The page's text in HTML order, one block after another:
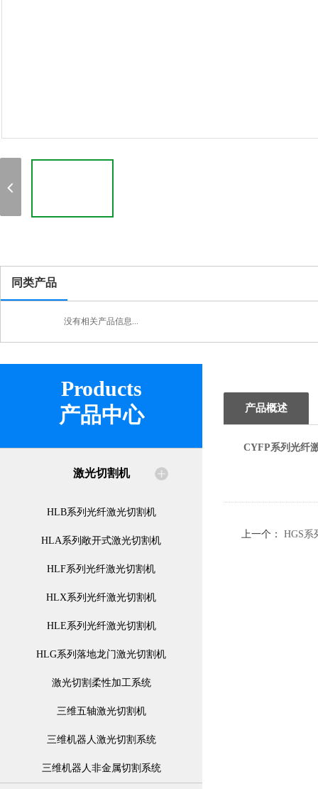
同类产品
没有相关产品信息...
Products
产品中心
激光切割机
HLB系列光纤激光切割机
HLA系列敞开式激光切割机
HLF系列光纤激光切割机
HLX系列光纤激光切割机
HLE系列光纤激光切割机
HLG系列落地龙门激光切割机
激光切割柔性加工系统
三维五轴激光切割机
三维机器人激光切割系统
三维机器人非金属切割系统
产品概述
CYFP系列光纤
上一个： HGS系